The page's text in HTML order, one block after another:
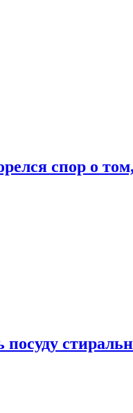
спор о
посуду